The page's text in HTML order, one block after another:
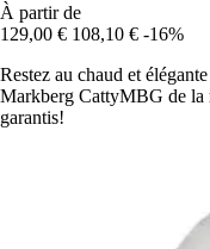
À partir de
129,00 € 108,10 € -16%
Restez au chaud et
Markberg CattyMBG de la
garantis!